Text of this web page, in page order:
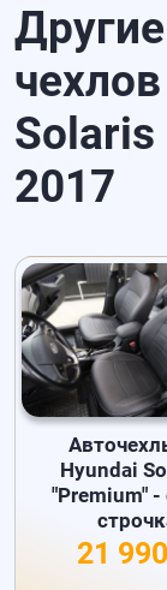
Solaris
2017
Hyundai
"Premium" -
21